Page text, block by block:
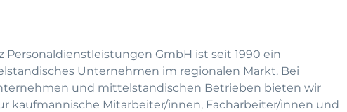
Personaldienstleistungen GmbH ist seit 1990 ein
Unternehmen im regionalen Markt. Bei
und mittelstandischen Betrieben bieten wir
kaufmannische Mitarbeiter/innen, Facharbeiter/innen und